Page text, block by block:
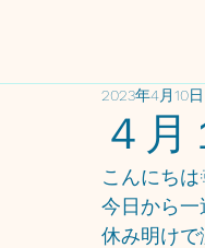
４月
2023年4月10日
こんにちは
今日から一
休み明け